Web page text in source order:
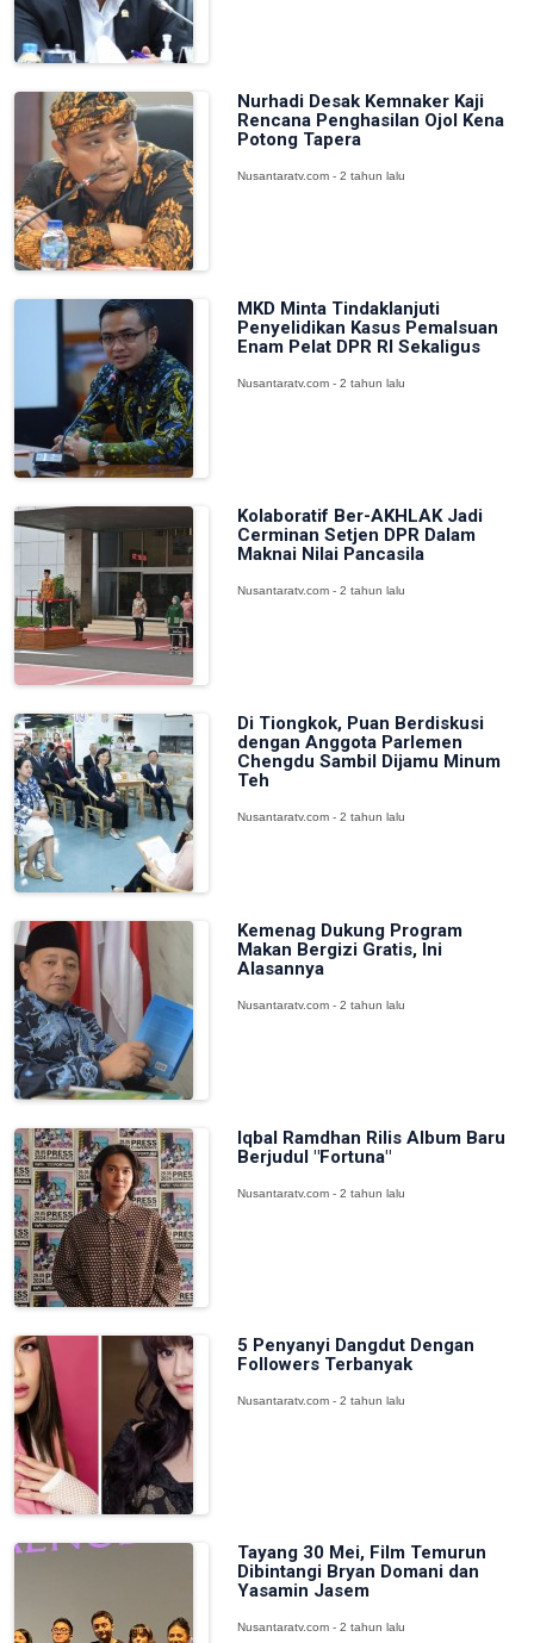
Nurhadi Desak Kemnaker Kaji
Rencana Penghasilan Ojol Kena
Potong Tapera
Nusantaratv.com - 2 tahun lalu
MKD Minta Tindaklanjuti
Penyelidikan Kasus Pemalsuan
Enam Pelat DPR RI Sekaligus
Nusantaratv.com - 2 tahun lalu
Kolaboratif Ber-AKHLAK Jadi
Cerminan Setjen DPR Dalam
Maknai Nilai Pancasila
Nusantaratv.com - 2 tahun lalu
Di Tiongkok, Puan Berdiskusi
dengan Anggota Parlemen
Chengdu Sambil Dijamu Minum
Teh
Nusantaratv.com - 2 tahun lalu
Kemenag Dukung Program
Makan Bergizi Gratis, Ini
Alasannya
Nusantaratv.com - 2 tahun lalu
Iqbal Ramdhan Rilis Album Baru
Berjudul "Fortuna"
Nusantaratv.com - 2 tahun lalu
5 Penyanyi Dangdut Dengan
Followers Terbanyak
Nusantaratv.com - 2 tahun lalu
Tayang 30 Mei, Film Temurun
Dibintangi Bryan Domani dan
Yasamin Jasem
Nusantaratv.com - 2 tahun lalu